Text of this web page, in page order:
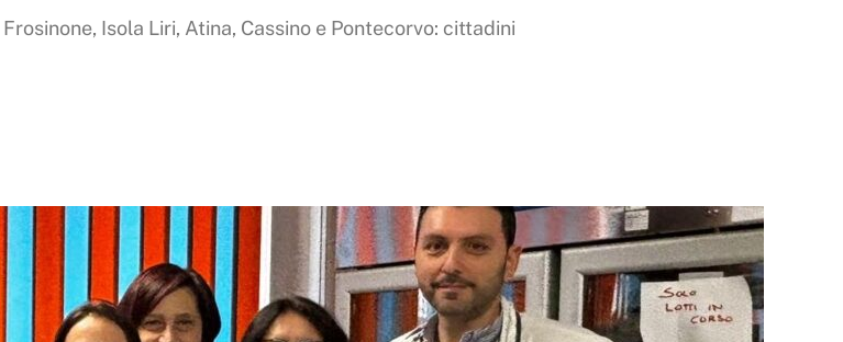
Isola Liri, Atina, Cassino e Pontecorvo: cittadini